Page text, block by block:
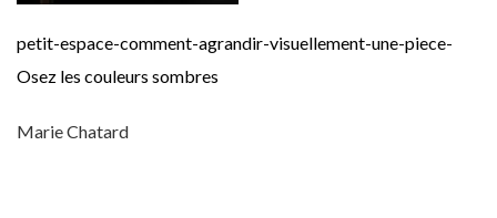
petit-espace-comment-agrandir-visuellement-une-piece-
Osez les couleurs sombres
Marie Chatard